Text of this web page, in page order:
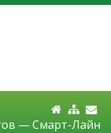
—Смарт-Лайн